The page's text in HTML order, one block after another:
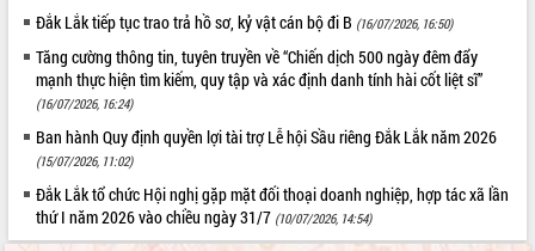
Đắk Lắk tiếp tục trao trả hồ sơ, kỷ vật cán bộ đi B (16/07/2026, 16:50)
Tăng cường thông tin, tuyên truyền về “Chiến dịch 500 ngày đêm đẩy
mạnh thực hiện tìm kiếm, quy tập và xác định danh tính hài cốt liệt sĩ”
(16/07/2026, 16:24)
Ban hành Quy định quyền lợi tài trợ Lễ hội Sầu riêng Đắk Lắk năm 2026
(15/07/2026, 11:02)
Đắk Lắk tổ chức Hội nghị gặp mặt đối thoại doanh nghiệp, hợp tác xã lần
thứ I năm 2026 vào chiều ngày 31/7 (10/07/2026, 14:54)